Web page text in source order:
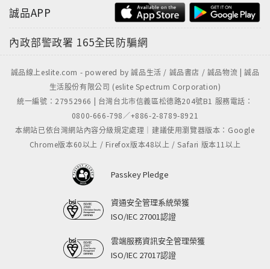
4 嘗試表達聲音（聽覺）速見P.36
5 觀察遊戲（視覺）速見P.38
6 洗澡時的遊戲 速見P.40
8 虛擬傳接球 速見P.43
9 腹式呼吸法 速見P.56
10 提升注意力的坐姿 速見P.66
11 軀幹遊戲 速見P.68
12自行實況轉播遊戲 速見P.69
13電影訓練 速見P.70
14想像色彩 速見P.80
15從材料開始想像〈畫冊〉速見P.82
17默記訓練 速見P.84
19 面對對方發出洪亮聲音 速見P.99
20正向思考遊戲 速見P.100
誠品APP
內政部警政署 165全民防騙網
誠品線上eslite.com - powered by 誠品生活 / 誠品書店 / 誠品物流 | 誠品
生活股份有限公司 (eslite Spectrum Corporation)
統一編號：27952966 | 台灣台北市信義區松德路204號B1 服務電話：
0800-666-798／+886-2-8789-8921
本網站已依台灣網站內容分級規定處理｜建議使用瀏覽器版本：Google
Chrome版本60以上 / Firefox版本48以上 / Safari 版本11以上
Passkey Pledge
資通安全管理系統榮獲
ISO/IEC 27001認證
雲端服務資訊安全管理榮獲
ISO/IEC 27017認證